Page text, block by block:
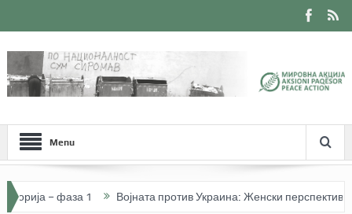
Menu
– фаза 1 Војната против Украина: Женски перспективи.